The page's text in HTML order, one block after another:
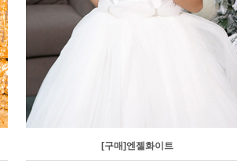
[구매]엔젤화이트